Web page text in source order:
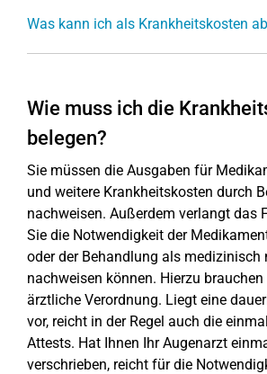
Was kann ich als Krankheitskosten
Wie muss ich die
belegen?
Sie müssen die Ausgaben für
und weitere Krankheitskosten durch
nachweisen. Außerdem verlangt das
Sie die Notwendigkeit der
oder der Behandlung als medizinisch
nachweisen können. Hierzu
ärztliche Verordnung. Liegt eine
vor, reicht in der Regel auch die
Attests. Hat Ihnen Ihr Augenarzt
verschrieben, reicht für die